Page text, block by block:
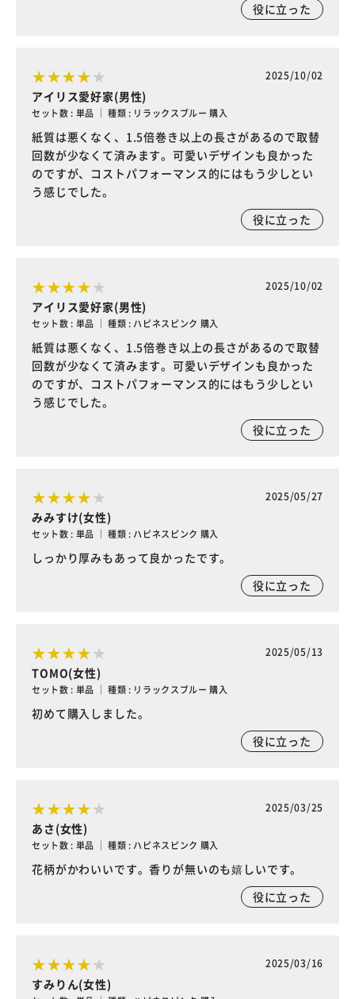
役に立った
2025/10/02
アイリス愛好家(男性)
セット数 : 単品 ｜ 種類 : リラックスブルー 購入
紙質は悪くなく、1.5倍巻き以上の長さがあるので取替
回数が少なくて済みます。可愛いデザインも良かった
のですが、コストパフォーマンス的にはもう少しとい
う感じでした。
役に立った
2025/10/02
アイリス愛好家(男性)
セット数 : 単品 ｜ 種類 : ハピネスピンク 購入
紙質は悪くなく、1.5倍巻き以上の長さがあるので取替
回数が少なくて済みます。可愛いデザインも良かった
のですが、コストパフォーマンス的にはもう少しとい
う感じでした。
役に立った
2025/05/27
みみすけ(女性)
セット数 : 単品 ｜ 種類 : ハピネスピンク 購入
しっかり厚みもあって良かったです。
役に立った
2025/05/13
TOMO(女性)
セット数 : 単品 ｜ 種類 : リラックスブルー 購入
初めて購入しました。
役に立った
2025/03/25
あさ(女性)
セット数 : 単品 ｜ 種類 : ハピネスピンク 購入
花柄がかわいいです。香りが無いのも嬉しいです。
役に立った
2025/03/16
すみりん(女性)